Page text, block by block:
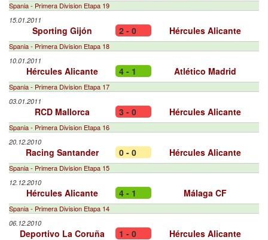
Spania - Primera Division Etapa 19
15.01.2011
Sporting Gijón 2 - 0 Hércules Alicante
Spania - Primera Division Etapa 18
10.01.2011
Hércules Alicante 4 - 1 Atlético Madrid
Spania - Primera Division Etapa 17
03.01.2011
RCD Mallorca 3 - 0 Hércules Alicante
Spania - Primera Division Etapa 16
20.12.2010
Racing Santander 0 - 0 Hércules Alicante
Spania - Primera Division Etapa 15
12.12.2010
Hércules Alicante 4 - 1 Málaga CF
Spania - Primera Division Etapa 14
06.12.2010
Deportivo La Coruña 1 - 0 Hércules Alicante